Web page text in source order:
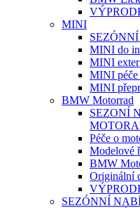
MINI
MINI do
MINI
MINI péče
MINI
BMW Motorrad
SEZONÍ
Péče o
Modelové
BMW
Originální
SEZÓNNÍ